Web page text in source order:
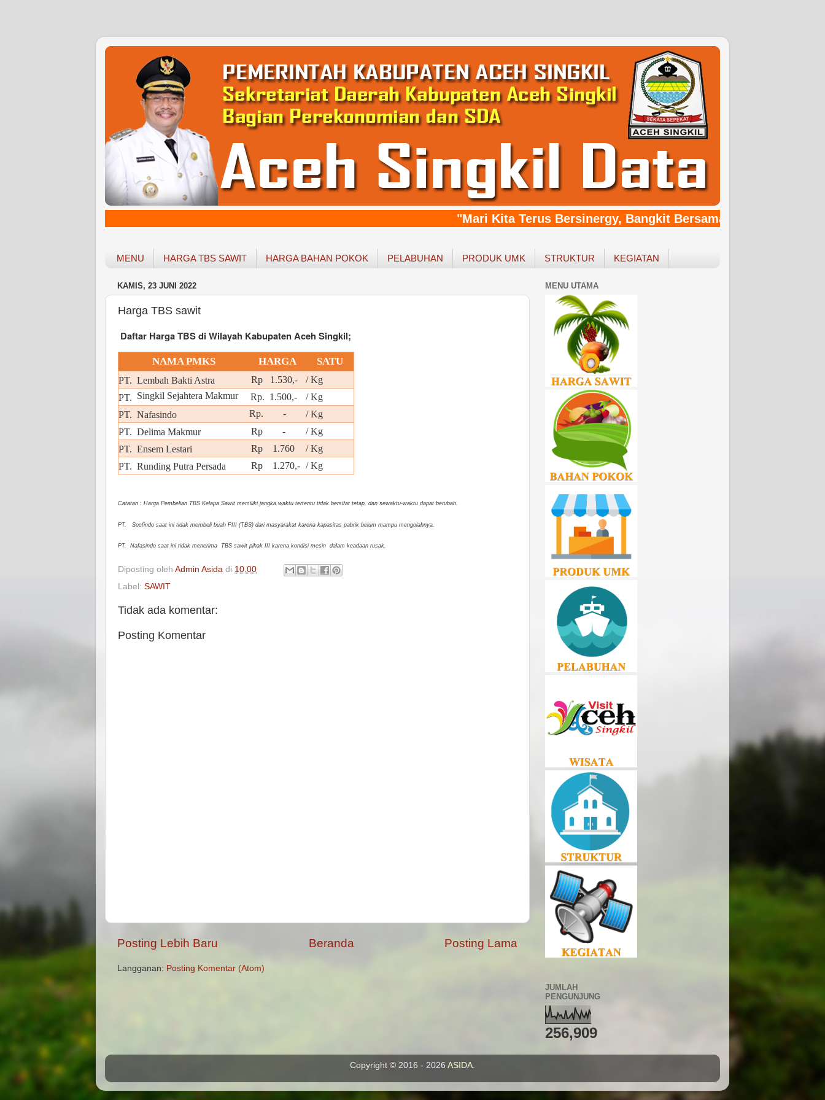
"Mari Kita Terus Bersinergy, Bangkit Bersama Pemerintahan
MENU HARGA TBS SAWIT HARGA BAHAN POKOK PELABUHAN PRODUK UMK STRUKTUR KEGIATAN
KAMIS, 23 JUNI 2022
Harga TBS sawit
Daftar Harga TBS di Wilayah Kabupaten Aceh Singkil;
NAMA PMKS HARGA SATU
PT. Lembah Bakti Astra Rp 1.530,-
/ Kg
PT. Singkil Sejahtera Makmur Rp. 1.500,-
/ Kg
PT. Nafasindo Rp. - / Kg
PT. Delima Makmur Rp -
/ Kg
PT. Ensem Lestari Rp 1.760
/ Kg
PT. Runding Putra Persada Rp 1.270,- / Kg
Catatan : Harga Pembelian TBS Kelapa Sawit memiliki jangka waktu tertentu tidak bersifat tetap, dan sewaktu-waktu dapat berubah.
PT. Socfindo saat ini tidak membeli buah PIII (TBS) dari masyarakat karena kapasitas pabrik belum mampu mengolahnya.
PT. Nafasindo saat ini tidak menerima TBS sawit pihak III karena kondisi mesin dalam keadaan rusak.
Diposting oleh Admin Asida di 10.00
Label: SAWIT
Tidak ada komentar:
Posting Komentar
Posting Lebih Baru Posting Lama
Beranda
Langganan: Posting Komentar (Atom)
MENU UTAMA
JUMLAH
PENGUNJUNG
256,909
Copyright © 2016 - 2026 ASIDA